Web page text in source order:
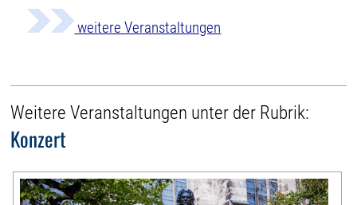
weitere Veranstaltungen
Weitere Veranstaltungen unter der Rubrik:
Konzert